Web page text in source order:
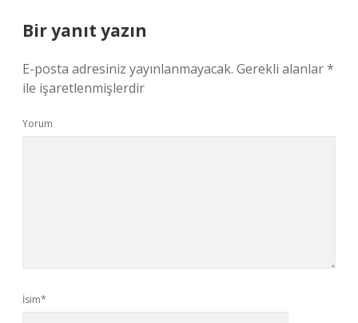
Bir yanıt yazın
E-posta adresiniz yayınlanmayacak. Gerekli alanlar*
ile işaretlenmişlerdir
Yorum
İsim*